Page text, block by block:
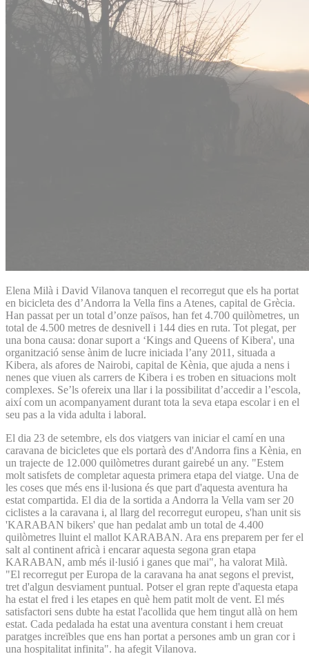
Elena Milà i David Vilanova tanquen el recorregut que els ha portat
en bicicleta des d’Andorra la Vella fins a Atenes, capital de Grècia.
Han passat per un total d’onze països, han fet 4.700 quilòmetres, un
total de 4.500 metres de desnivell i 144 dies en ruta. Tot plegat, per
una bona causa: donar suport a ‘Kings and Queens of Kibera', una
organització sense ànim de lucre iniciada l’any 2011, situada a
Kibera, als afores de Nairobi, capital de Kènia, que ajuda a nens i
nenes que viuen als carrers de Kibera i es troben en situacions molt
complexes. Se’ls ofereix una llar i la possibilitat d’accedir a l’escola,
així com un acompanyament durant tota la seva etapa escolar i en el
seu pas a la vida adulta i laboral.
El dia 23 de setembre, els dos viatgers van iniciar el camí en una
caravana de bicicletes que els portarà des d'Andorra fins a Kènia, en
un trajecte de 12.000 quilòmetres durant gairebé un any. "Estem
molt satisfets de completar aquesta primera etapa del viatge. Una de
les coses que més ens il·lusiona és que part d'aquesta aventura ha
estat compartida. El dia de la sortida a Andorra la Vella vam ser 20
ciclistes a la caravana i, al llarg del recorregut europeu, s'han unit sis
'KARABAN bikers' que han pedalat amb un total de 4.400
quilòmetres lluint el mallot KARABAN. Ara ens preparem per fer el
salt al continent africà i encarar aquesta segona gran etapa
KARABAN, amb més il·lusió i ganes que mai", ha valorat Milà.
"El recorregut per Europa de la caravana ha anat segons el previst,
tret d'algun desviament puntual. Potser el gran repte d'aquesta etapa
ha estat el fred i les etapes en què hem patit molt de vent. El més
satisfactori sens dubte ha estat l'acollida que hem tingut allà on hem
estat. Cada pedalada ha estat una aventura constant i hem creuat
paratges increïbles que ens han portat a persones amb un gran cor i
una hospitalitat infinita". ha afegit Vilanova.